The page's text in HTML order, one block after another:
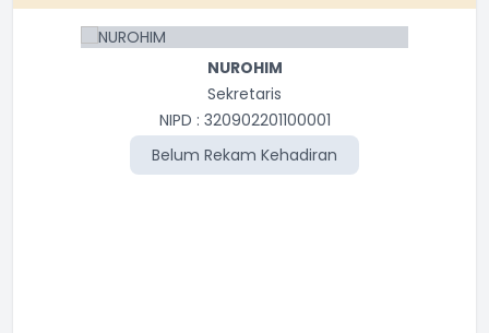
NUROHIM
Sekretaris
NIPD : 320902201100001
Belum Rekam Kehadiran